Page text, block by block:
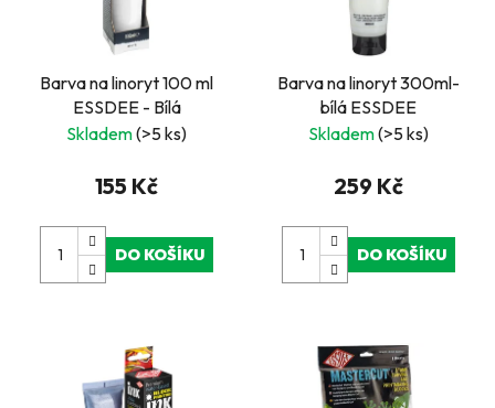
Barva na linoryt 100 ml
ESSDEE - Bílá
Skladem(>5 ks)
155 Kč
DO KOŠÍKU
Barva na linoryt 300ml-
bílá ESSDEE
Skladem(>5 ks)
259 Kč
DO KOŠÍKU